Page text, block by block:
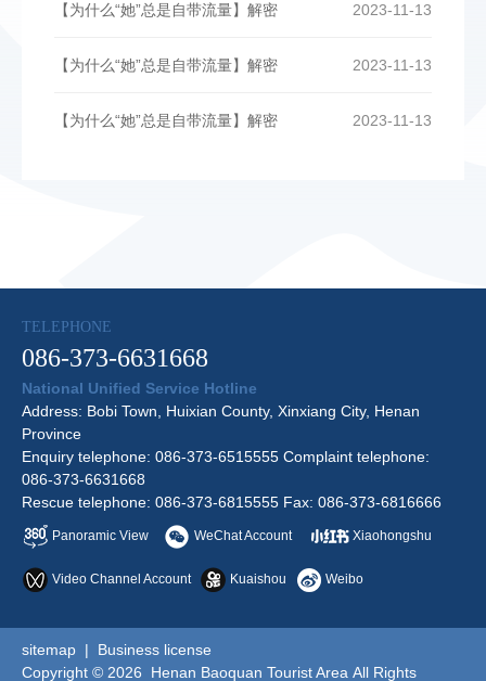
2023-11-13
【为什么“她”总是自带流量】解密
2023-11-13
【为什么“她”总是自带流量】解密
2023-11-13
【为什么“她”总是自带流量】解密
TELEPHONE
086-373-6631668
National Unified Service Hotline
Address: Bobi Town, Huixian County, Xinxiang City, Henan
Province
Enquiry telephone: 086-373-6515555 Complaint telephone:
086-373-6631668
Rescue telephone: 086-373-6815555 Fax: 086-373-6816666
Panoramic View WeChat Account Xiaohongshu
Video Channel Account Kuaishou Weibo
sitemap | Business license
Copyright © 2026 Henan Baoquan Tourist Area All Rights